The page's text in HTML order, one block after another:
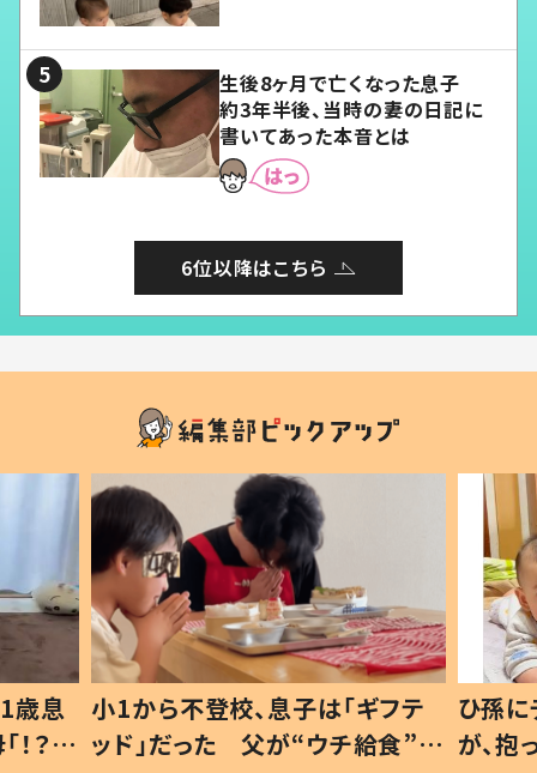
生後8ヶ月で亡くなった息子
約3年半後、当時の妻の日記に
書いてあった本音とは
6位以降はこちら
歳息
？」
小1から不登校、息子は「ギフテ
ッド」だった 父が“ウチ給食”を
ひ孫
が、